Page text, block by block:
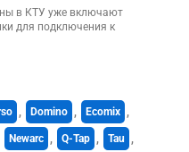
в КТУ уже включают
для подключения к
, Domino , Ecomix ,
Newarc , Q-Tap , Tau ,